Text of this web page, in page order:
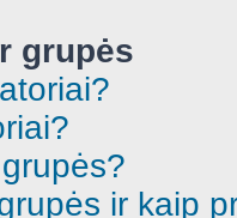
grupės
ir kaip